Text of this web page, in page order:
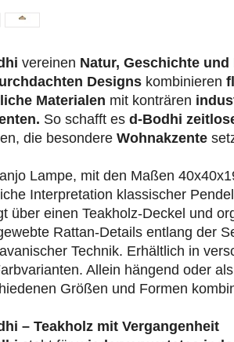
vereinen Natur, Geschichte und
Designs kombinieren
Materialen mit konträren
So schafft es d-Bodhi
die besondere Wohnakzente
Lampe, mit den Maßen
Interpretation klassischer
über einen Teakholz-Deckel und
Rattan-Details entlang der
Technik. Erhältlich in
Allein hängend oder
Größen und Formen
– Teakholz mit Vergangenheit